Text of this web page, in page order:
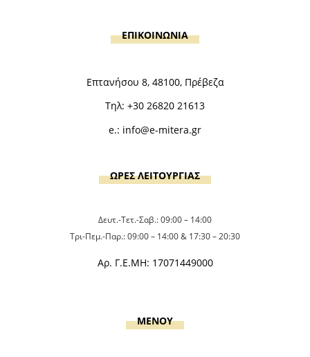
ΕΠΙΚΟΙΝΩΝΙΑ
Επτανήσου 8, 48100, Πρέβεζα
Τηλ: +30 26820 21613
e.: info@e-mitera.gr
ΩΡΕΣ ΛΕΙΤΟΥΡΓΙΑΣ
Δευτ.-Τετ.-Σαβ.: 09:00 – 14:00
Τρι-Πεμ.-Παρ.: 09:00 – 14:00 & 17:30 – 20:30
Αρ. Γ.Ε.ΜΗ: 17071449000
MENOY